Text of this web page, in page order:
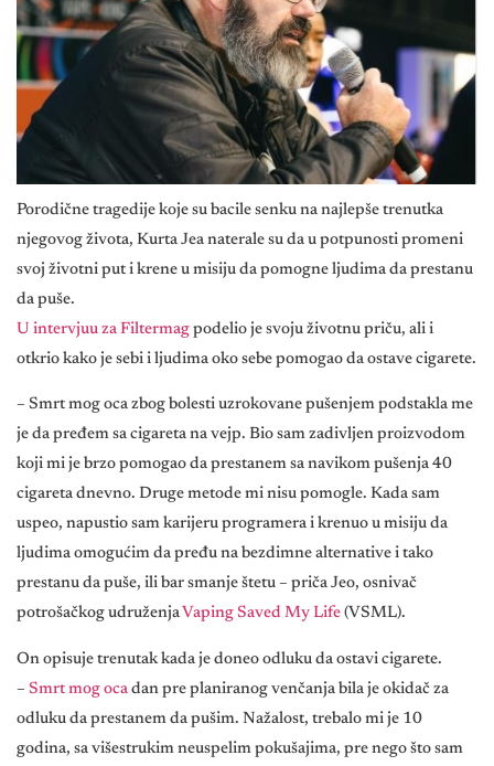
Porodične tragedije koje su bacile senku na najlepše trenutka
njegovog života, Kurta Jea naterale su da u potpunosti promeni
svoj životni put i krene u misiju da pomogne ljudima da prestanu
da puše.
U intervjuu za Filtermag podelio je svoju životnu priču, ali i
otkrio kako je sebi i ljudima oko sebe pomogao da ostave cigarete.
– Smrt mog oca zbog bolesti uzrokovane pušenjem podstakla me
je da pređem sa cigareta na vejp. Bio sam zadivljen proizvodom
koji mi je brzo pomogao da prestanem sa navikom pušenja 40
cigareta dnevno. Druge metode mi nisu pomogle. Kada sam
uspeo, napustio sam karijeru programera i krenuo u misiju da
ljudima omogućim da pređu na bezdimne alternative i tako
prestanu da puše, ili bar smanje štetu – priča Jeo, osnivač
potrošačkog udruženja Vaping Saved My Life (VSML).
On opisuje trenutak kada je doneo odluku da ostavi cigarete.
– Smrt mog oca dan pre planiranog venčanja bila je okidač za
odluku da prestanem da pušim. Nažalost, trebalo mi je 10
godina, sa višestrukim neuspelim pokušajima, pre nego što sam